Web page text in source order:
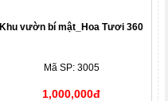
Khu vườn bí mật_Hoa Tươi 360
Mã SP: 3005
1,000,000đ